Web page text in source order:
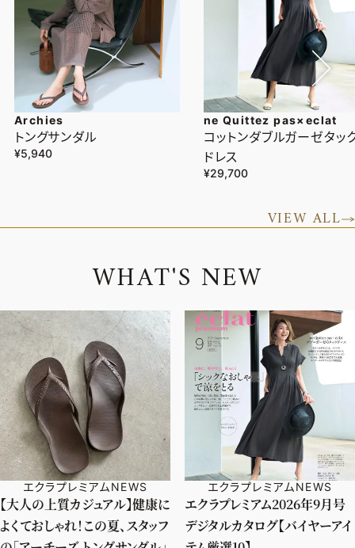
Archies
トングサンダル
¥5,940
ne Quittez pas×eclat
コットンダブルガーゼタッ
ドレス
¥29,700
VIEW ALL
WHAT'S NEW
エクラプレミアムNEWS
【大人の上質カジュアル】健康に
よくておしゃれ！この夏、スタッフ
エクラプレミアムNEWS
エクラプレミアム2026年9月号
デジタルカタログ【バイヤーアイ